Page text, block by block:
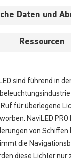
Daten und
Ressourcen
sind führend in
für überlegene
NaviLED PRO
von Schiffen
die
diese Lichter nur